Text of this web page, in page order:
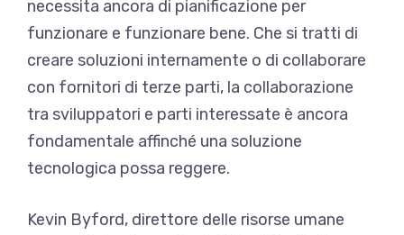
necessita ancora di pianificazione per
funzionare e funzionare bene. Che si tratti di
creare soluzioni internamente o di collaborare
con fornitori di terze parti, la collaborazione
tra sviluppatori e parti interessate è ancora
fondamentale affinché una soluzione
tecnologica possa reggere.
Kevin Byford, direttore delle risorse umane